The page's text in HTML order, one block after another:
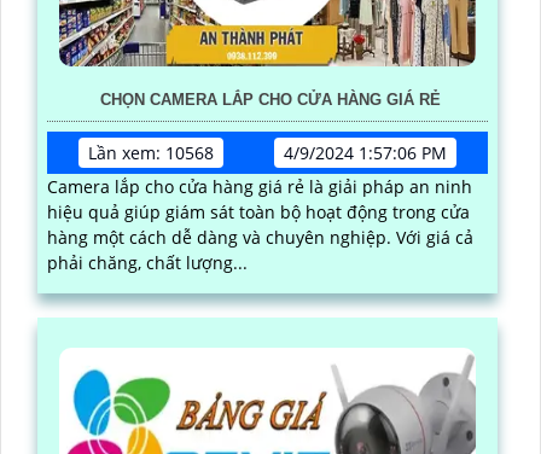
CHỌN CAMERA LẮP CHO CỬA HÀNG GIÁ RẺ
Lần xem: 10568
4/9/2024 1:57:06 PM
Camera lắp cho cửa hàng giá rẻ là giải pháp an ninh
hiệu quả giúp giám sát toàn bộ hoạt động trong cửa
hàng một cách dễ dàng và chuyên nghiệp. Với giá cả
phải chăng, chất lượng...